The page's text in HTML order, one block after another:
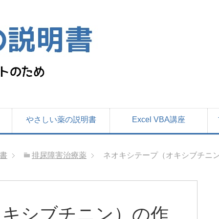
やさしい薬の説明書 Excel VBA講座
排尿障害治療薬 ネオキシテープ（オキシブチニ
シブチニン）の作